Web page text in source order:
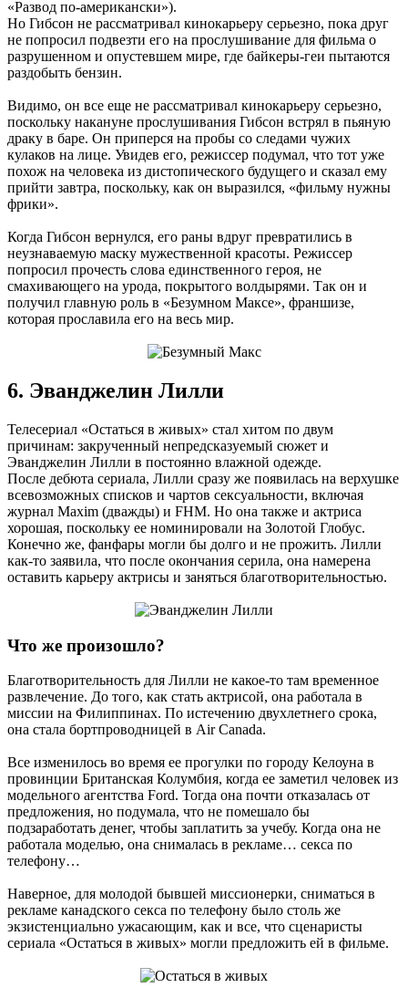
«Развод по-американски»).
Но Гибсон не рассматривал кинокарьеру серьезно, пока друг
не попросил подвезти его на прослушивание для фильма о
разрушенном и опустевшем мире, где байкеры-геи пытаются
раздобыть бензин.
Видимо, он все еще не рассматривал кинокарьеру серьезно,
поскольку накануне прослушивания Гибсон встрял в пьяную
драку в баре. Он приперся на пробы со следами чужих
кулаков на лице. Увидев его, режиссер подумал, что тот уже
похож на человека из дистопического будущего и сказал ему
прийти завтра, поскольку, как он выразился, «фильму нужны
фрики».
Когда Гибсон вернулся, его раны вдруг превратились в
неузнаваемую маску мужественной красоты. Режиссер
попросил прочесть слова единственного героя, не
смахивающего на урода, покрытого волдырями. Так он и
получил главную роль в «Безумном Максе», франшизе,
которая прославила его на весь мир.
6. Эванджелин Лилли
Телесериал «Остаться в живых» стал хитом по двум
причинам: закрученный непредсказуемый сюжет и
Эванджелин Лилли в постоянно влажной одежде.
После дебюта сериала, Лилли сразу же появилась на верхушке
всевозможных списков и чартов сексуальности, включая
журнал Maxim (дважды) и FHM. Но она также и актриса
хорошая, поскольку ее номинировали на Золотой Глобус.
Конечно же, фанфары могли бы долго и не прожить. Лилли
как-то заявила, что после окончания серила, она намерена
оставить карьеру актрисы и заняться благотворительностью.
Что же произошло?
Благотворительность для Лилли не какое-то там временное
развлечение. До того, как стать актрисой, она работала в
миссии на Филиппинах. По истечению двухлетнего срока,
она стала бортпроводницей в Air Canada.
Все изменилось во время ее прогулки по городу Келоуна в
провинции Британская Колумбия, когда ее заметил человек из
модельного агентства Ford. Тогда она почти отказалась от
предложения, но подумала, что не помешало бы
подзаработать денег, чтобы заплатить за учебу. Когда она не
работала моделью, она снималась в рекламе… секса по
телефону…
Наверное, для молодой бывшей миссионерки, сниматься в
рекламе канадского секса по телефону было столь же
экзистенциально ужасающим, как и все, что сценаристы
сериала «Остаться в живых» могли предложить ей в фильме.